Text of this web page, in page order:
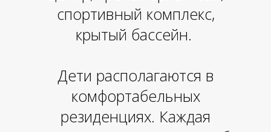
спортивный комплекс,
крытый бассейн.
Дети располагаются в
комфортабельных
резиденциях. Каждая